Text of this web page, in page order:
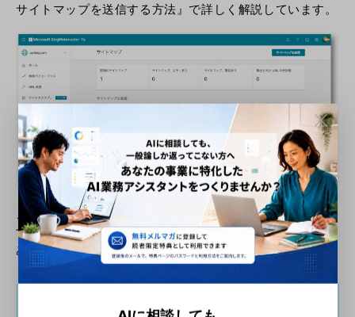
サイトマップを送信する方法』で詳しく解説しています。
この画面が表示されたら、サイトマップの送信は完了で
す！
あとは自動で処理されますので待ちましょう！
BING WEBMASTER TOOLSの登録が反